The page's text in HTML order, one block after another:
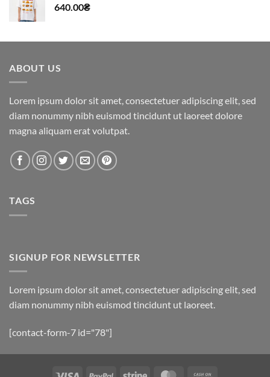
640.00₴
ABOUT US
Lorem ipsum dolor sit amet, consectetuer adipiscing elit, sed
diam nonummy nibh euismod tincidunt ut laoreet dolore
magna aliquam erat volutpat.
TAGS
SIGNUP FOR NEWSLETTER
Lorem ipsum dolor sit amet, consectetuer adipiscing elit, sed
diam nonummy nibh euismod tincidunt ut laoreet.
[contact-form-7 id="78"]
Visa PayPal Stripe MasterCard